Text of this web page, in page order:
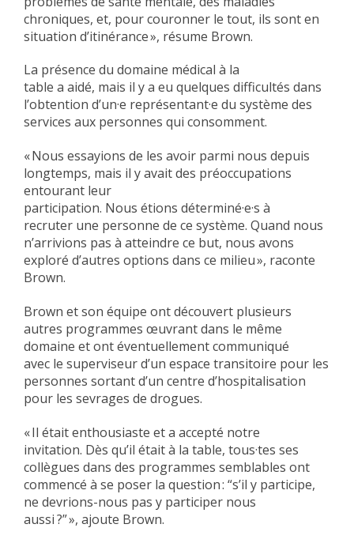
chroniques, et, pour couronner le tout, ils sont en
situation d’itinérance », résume Brown.
La présence du domaine médical à la
table a aidé, mais il y a eu quelques difficultés dans
l’obtention d’un·e représentant·e du système des
services aux personnes qui consomment.
« Nous essayions de les avoir parmi nous depuis
longtemps, mais il y avait des préoccupations
entourant leur
participation. Nous étions déterminé·e·s à
recruter une personne de ce système. Quand nous
n’arrivions pas à atteindre ce but, nous avons
exploré d’autres options dans ce milieu », raconte
Brown.
Brown et son équipe ont découvert plusieurs
autres programmes œuvrant dans le même
domaine et ont éventuellement communiqué
avec le superviseur d’un espace transitoire pour les
personnes sortant d’un centre d’hospitalisation
pour les sevrages de drogues.
« Il était enthousiaste et a accepté notre
invitation. Dès qu’il était à la table, tous·tes ses
collègues dans des programmes semblables ont
commencé à se poser la question : “s’il y participe,
ne devrions-nous pas y participer nous
aussi?” », ajoute Brown.